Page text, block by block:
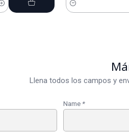
Cantidad
Llena todos los campos y
Name *